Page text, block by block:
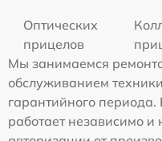
Оптических
прицелов
Мы занимаемся
обслуживанием
гарантийного
работает независимо